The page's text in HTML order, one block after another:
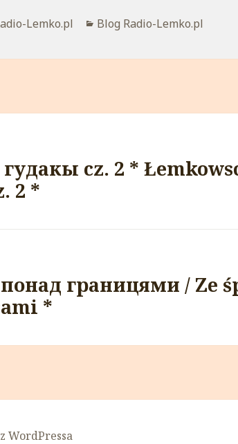
Lemko.pl Kategorie
Blog Radio-Lemko.pl
cz. 2 *
2 *
границями / Ze
*
WordPressa